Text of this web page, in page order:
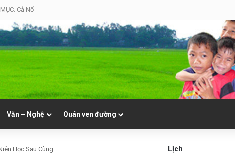
Cả Nổ
Văn – Nghệ Quán ven đường
Học Sau Cùng. Lịch